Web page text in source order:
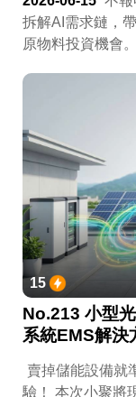
拆解AI需求鏈，
原物料投資機會。
15
No.213 小型
系統EMS解決
賣掉儲能設備就
驗！ 本次小聚將